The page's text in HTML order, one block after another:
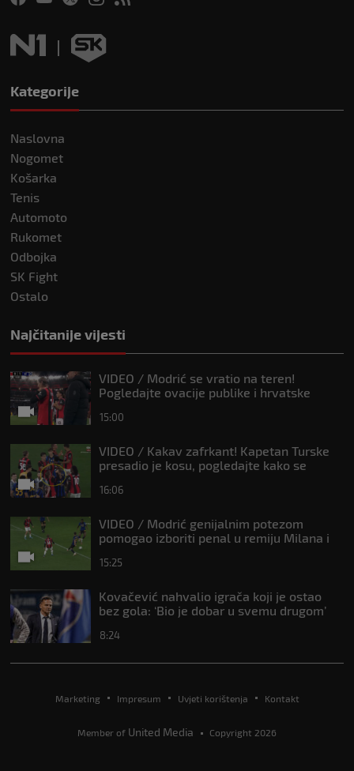
Kategorije
Naslovna
Nogomet
Košarka
Tenis
Automoto
Rukomet
Odbojka
SK Fight
Ostalo
Najčitanije vijesti
VIDEO / Modrić se vratio na teren!
Pogledajte ovacije publike i hrvatske
15:00
VIDEO / Kakav zafrkant! Kapetan Turske
presadio je kosu, pogledajte kako se
16:06
VIDEO / Modrić genijalnim potezom
pomogao izboriti penal u remiju Milana i
15:25
Kovačević nahvalio igrača koji je ostao
bez gola: ‘Bio je dobar u svemu drugom’
8:24
Marketing Impresum Uvjeti korištenja Kontakt
Member of United Media Copyright 2026